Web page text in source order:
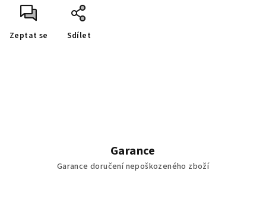
Zeptat se Sdílet
Garance
Garance doručení nepoškozeného zboží